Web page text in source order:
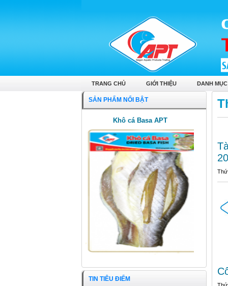
TRANG CHỦ GIỚI THIỆU DANH
Thứ
SẢN PHẨM NỔI BẬT
Khô cá Basa APT
TIN TIÊU ĐIỂM